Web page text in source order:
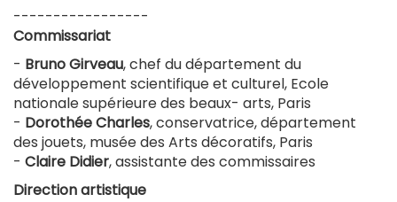
-----------------
Commissariat
- Bruno Girveau, chef du département du
développement scientifique et culturel, Ecole
nationale supérieure des beaux- arts, Paris
- Dorothée Charles, conservatrice, département
des jouets, musée des Arts décoratifs, Paris
- Claire Didier, assistante des commissaires
Direction artistique